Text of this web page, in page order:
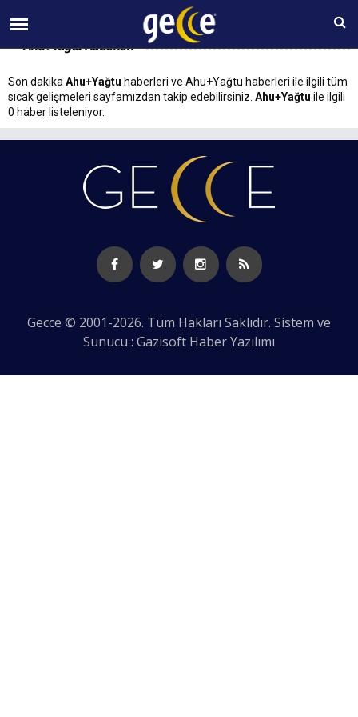
08 AĞUSTOS Cumartesi 22:45
Ahu+Yağtu Haberleri
Son dakika Ahu+Yağtu haberleri ve Ahu+Yağtu haberleri ile ilgili tüm
sıcak gelişmeleri sayfamızdan takip edebilirsiniz. Ahu+Yağtu ile ilgili
0 haber listeleniyor.
Gecce © 2001-2026. Tüm Hakları Saklıdır. Sistem ve
Sunucu : Gazisoft Haber Yazılımı